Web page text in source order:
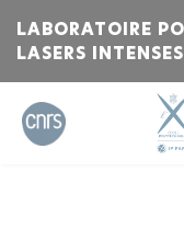
LABORATOIRE
LASERS INTENSES